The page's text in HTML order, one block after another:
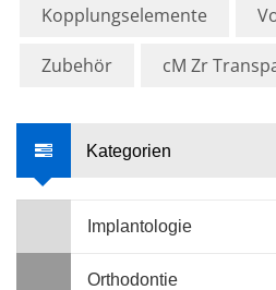
Kopplungselemente
Zubehör cM Zr
Kategorien
Implantologie
Orthodontie